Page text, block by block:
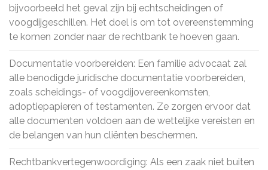
bijvoorbeeld het geval zijn bij echtscheidingen of
voogdijgeschillen. Het doel is om tot overeenstemming
te komen zonder naar de rechtbank te hoeven gaan.
Documentatie voorbereiden: Een familie advocaat zal
alle benodigde juridische documentatie voorbereiden,
zoals scheidings- of voogdijovereenkomsten,
adoptiepapieren of testamenten. Ze zorgen ervoor dat
alle documenten voldoen aan de wettelijke vereisten en
de belangen van hun cliënten beschermen.
Rechtbankvertegenwoordiging: Als een zaak niet buiten